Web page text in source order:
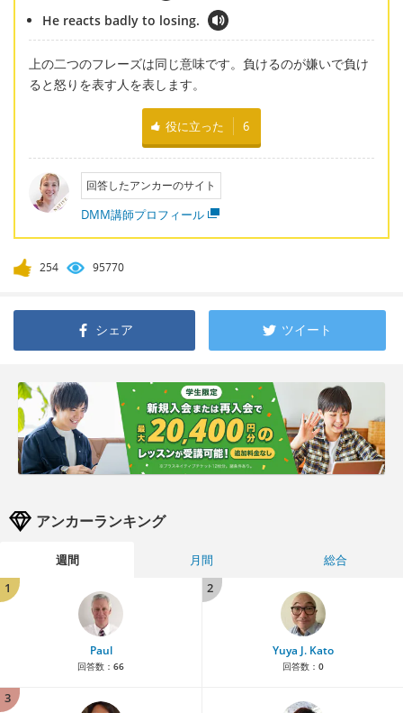
He reacts badly to losing.
上の二つのフレーズは同じ意味です。負けるのが嫌いで負け
ると怒りを表す人を表します。
役に立った 6
回答したアンカーのサイト
DMM講師プロフィール
254 95770
シェア ツイート
アンカーランキング
週間 月間
総合
1
Paul
回答数： 66
2
Yuya J. Kato
回答数： 0
3